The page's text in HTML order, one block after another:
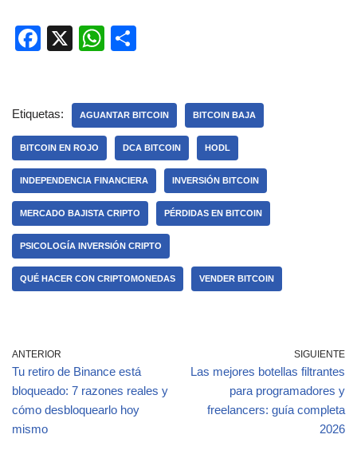
F
e
b
o
o
k
X
W
s
A
p
p
p
ar
tir
Etiquetas: AGUANTAR BITCOIN BITCOIN BAJA
BITCOIN EN ROJO DCA BITCOIN HODL
INDEPENDENCIA FINANCIERA INVERSIÓN BITCOIN
MERCADO BAJISTA CRIPTO PÉRDIDAS EN BITCOIN
PSICOLOGÍA INVERSIÓN CRIPTO
QUÉ HACER CON CRIPTOMONEDAS VENDER BITCOIN
ANTERIOR
Tu retiro de Binance está
bloqueado: 7 razones reales y
cómo desbloquearlo hoy
mismo
SIGUIENTE
Las mejores botellas filtrantes
para programadores y
freelancers: guía completa
2026